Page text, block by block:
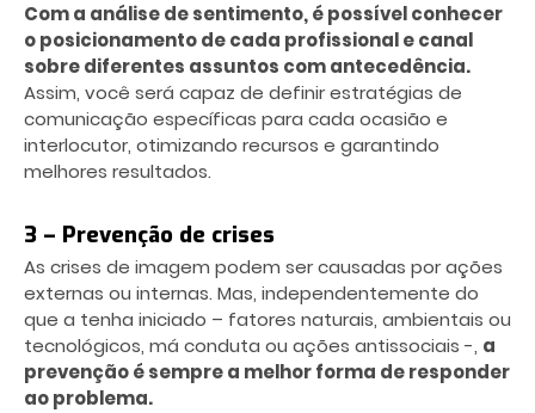
Com a análise de sentimento, é possível conhecer
o posicionamento de cada profissional e canal
sobre diferentes assuntos com antecedência.
Assim, você será capaz de definir estratégias de
comunicação específicas para cada ocasião e
interlocutor, otimizando recursos e garantindo
melhores resultados.
3 – Prevenção de crises
As crises de imagem podem ser causadas por ações
externas ou internas. Mas, independentemente do
que a tenha iniciado – fatores naturais, ambientais ou
tecnológicos, má conduta ou ações antissociais -, a
prevenção é sempre a melhor forma de responder
ao problema.